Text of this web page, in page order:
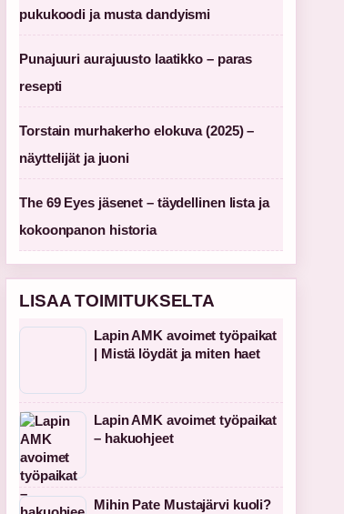
pukukoodi ja musta dandyismi
Punajuuri aurajuusto laatikko – paras
resepti
Torstain murhakerho elokuva (2025) –
näyttelijät ja juoni
The 69 Eyes jäsenet – täydellinen lista ja
kokoonpanon historia
LISAA TOIMITUKSELTA
Lapin AMK avoimet työpaikat
| Mistä löydät ja miten haet
Lapin AMK avoimet työpaikat
– hakuohjeet
Mihin Pate Mustajärvi kuoli?